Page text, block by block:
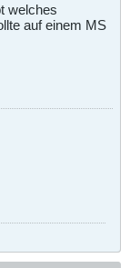
welches
auf einem MS